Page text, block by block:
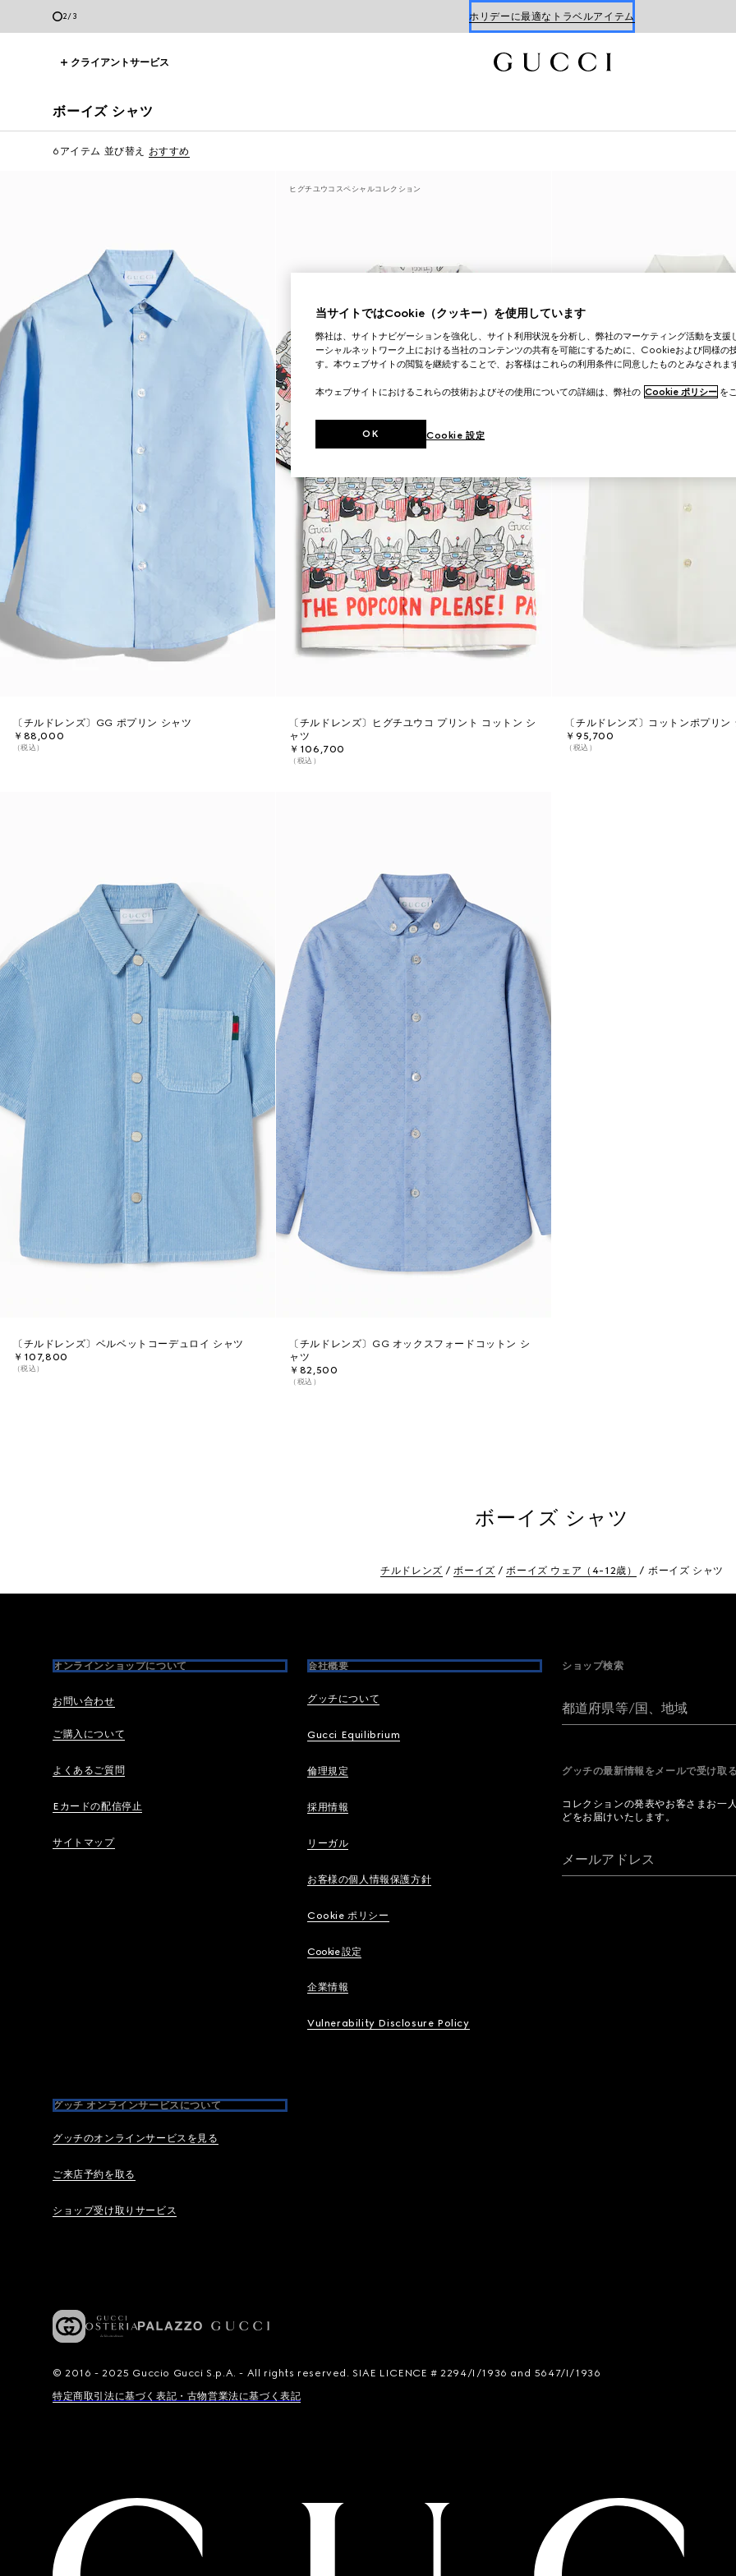
3/3 Gucci x 安藤七宝店
クライアントサービス
ボーイズ シャツ
6アイテム 並び替え おすすめ
〔チルドレンズ〕GG ポプリン シャツ
￥88,000
（税込）
ヒグチユウコスペシャルコレクション
〔チルドレンズ〕ヒグチユウコ プリント コットン シ
ャツ
￥106,700
（税込）
〔チルドレンズ〕コットンポプリン
￥95,700
（税込）
〔チルドレンズ〕ベルベットコーデュロイ シャツ
￥107,800
（税込）
〔チルドレンズ〕GG オックスフォードコットン シ
ャツ
￥82,500
（税込）
ボーイズ シャツ
チルドレンズ ボーイズ ボーイズ ウェア（4-12歳） ボーイズ シャツ
オンラインショップについて
お問い合わせ
ご購入について
よくあるご質問
Eカードの配信停止
サイトマップ
会社概要
グッチについて
Gucci Equilibrium
倫理規定
採用情報
リーガル
お客様の個人情報保護方針
Cookie ポリシー
Cookie 設定
企業情報
Vulnerability Disclosure Policy
グッチ オンラインサービスについて
グッチのオンラインサービスを見る
ご来店予約を取る
ショップ受け取りサービス
ショップ検索
都道府県等/国、地域
グッチの最新情報をメールで受け取
コレクションの発表やお客さまお一
どをお届けいたします。
メールアドレス
© 2016 - 2025 Guccio Gucci S.p.A. - All rights reserved. SIAE LICENCE # 2294/I/1936 and 5647/I/1936
特定商取引法に基づく表記・古物営業法に基づく表記
当サイトではCookie（クッキー）を使用しています
弊社は、サイトナビゲーションを強化し、サイト利用状況を分析し、弊社のマーケティング活動を支援
ーシャルネットワーク上における当社のコンテンツの共有を可能にするために、Cookieおよび同様の
す。本ウェブサイトの閲覧を継続することで、お客様はこれらの利用条件に同意したものとみなされま
本ウェブサイトにおけるこれらの技術およびその使用についての詳細は、弊社の Cookie ポリシー を
Cookie 設定
OK